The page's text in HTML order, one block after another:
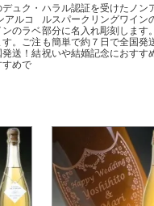
ュク・
アルコ
ンのラベ
。ご注
発送！結
すめで
ハラル認証を受けたノン
ルスパークリングワイン
部分に名入れ彫刻します
も簡単で約７日で全国発
祝いや結婚記念におすす